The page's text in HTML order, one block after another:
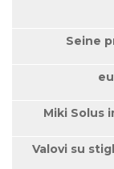
Seine
Miki Solus
Valovi su